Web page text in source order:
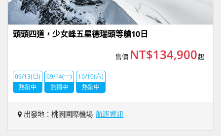
頭頭四道，少女峰五星德瑞頭等艙10日
售價 NT$134,900起
09/13(日)
熱銷中
09/14(一)
熱銷中
10/10(六)
熱銷中
出發地：桃園國際機場 航班資訊